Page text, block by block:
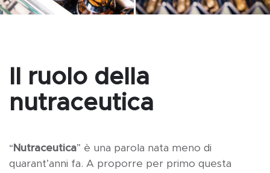
Il ruolo della
nutraceutica
“ Nutraceutica” è una parola nata meno di
quarant’anni fa. A proporre per primo questa